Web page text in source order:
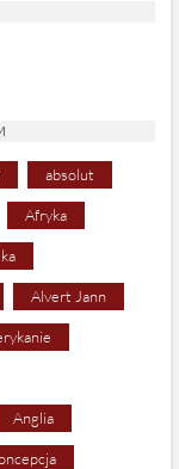
absolut
Afryka
Alvert Jann
Anglia